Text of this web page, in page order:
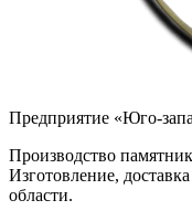
Предприятие «Юго-
Производство
Изготовление,
области.